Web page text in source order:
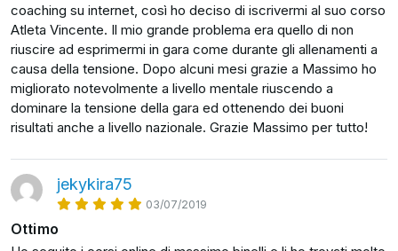
coaching su internet, così ho deciso di iscrivermi al suo corso
Atleta Vincente. Il mio grande problema era quello di non
riuscire ad esprimermi in gara come durante gli allenamenti a
causa della tensione. Dopo alcuni mesi grazie a Massimo ho
migliorato notevolmente a livello mentale riuscendo a
dominare la tensione della gara ed ottenendo dei buoni
risultati anche a livello nazionale. Grazie Massimo per tutto!
jekykira75
03/07/2019
Ottimo